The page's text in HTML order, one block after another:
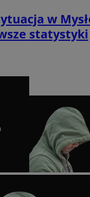
w
statystyki